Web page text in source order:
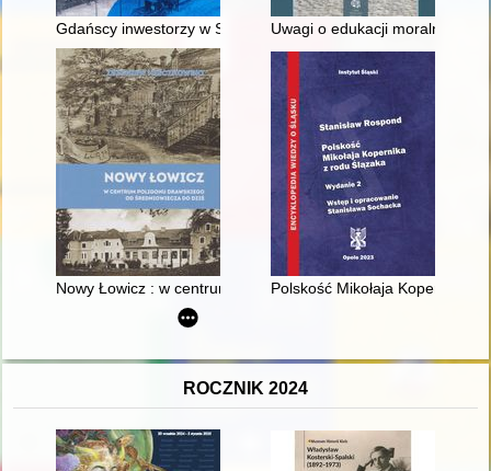
Gdańscy inwestorzy w Sopocie : prestiż finansowy i
Uwagi o edukacji moralnej
Nowy Łowicz : w centrum poligonu drawskiego od
Polskość Mikołaja Kopernika z
ROCZNIK 2024